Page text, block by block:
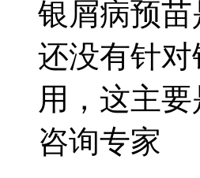
银屑病预
还没有针
用，这主
咨询专家